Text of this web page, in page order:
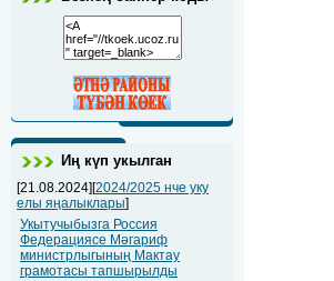
Иң күп укылган
[21.08.2024][2024/2025 нче уку
елы яңалыклары]
Укытучыбызга Россия
Федерациясе Мәгариф
министрлыгының Мактау
грамотасы тапшырылды